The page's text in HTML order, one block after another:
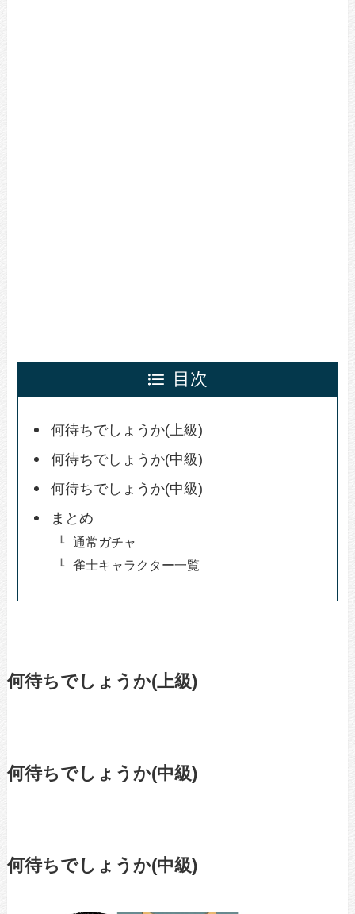
目次
何待ちでしょうか(上級)
何待ちでしょうか(中級)
何待ちでしょうか(中級)
まとめ
通常ガチャ
雀士キャラクター一覧
何待ちでしょうか(上級)
何待ちでしょうか(中級)
何待ちでしょうか(中級)